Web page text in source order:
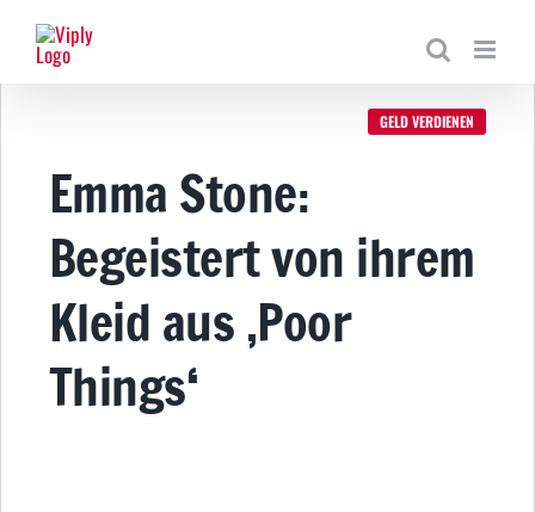
Inhalt
springen
GELD VERDIENEN
Emma Stone:
Begeistert von ihrem
Kleid aus ‚Poor
Things‘